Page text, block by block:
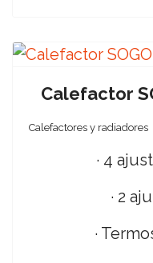
Calefactor
Calefactores y radiadores
· 4
· 2
·